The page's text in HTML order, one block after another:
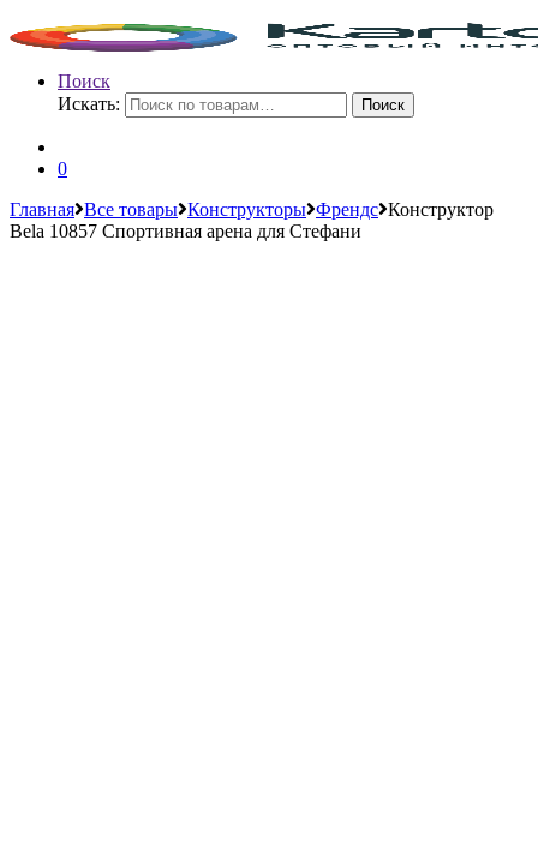
Поиск
Искать:
Поиск
0
Главная Все товары Конструкторы Френдс Конструктор
Bela 10857 Спортивная арена для Стефани